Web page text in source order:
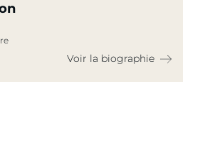
Voir la biographie